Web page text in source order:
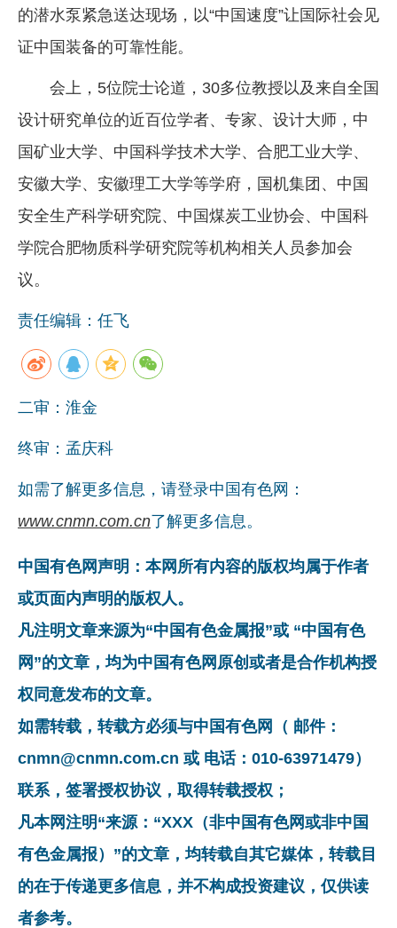
的潜水泵紧急送达现场，以“中国速度”让国际社会见
证中国装备的可靠性能。
会上，5位院士论道，30多位教授以及来自全国
设计研究单位的近百位学者、专家、设计大师，中
国矿业大学、中国科学技术大学、合肥工业大学、
安徽大学、安徽理工大学等学府，国机集团、中国
安全生产科学研究院、中国煤炭工业协会、中国科
学院合肥物质科学研究院等机构相关人员参加会
议。
责任编辑：任飞
二审：淮金
终审：孟庆科
如需了解更多信息，请登录中国有色网：
www.cnmn.com.cn了解更多信息。
中国有色网声明：本网所有内容的版权均属于作者
或页面内声明的版权人。
凡注明文章来源为“中国有色金属报”或 “中国有色
网”的文章，均为中国有色网原创或者是合作机构授
权同意发布的文章。
如需转载，转载方必须与中国有色网（ 邮件：
cnmn@cnmn.com.cn 或 电话：010-63971479）
联系，签署授权协议，取得转载授权；
凡本网注明“来源：“XXX（非中国有色网或非中国
有色金属报）”的文章，均转载自其它媒体，转载目
的在于传递更多信息，并不构成投资建议，仅供读
者参考。